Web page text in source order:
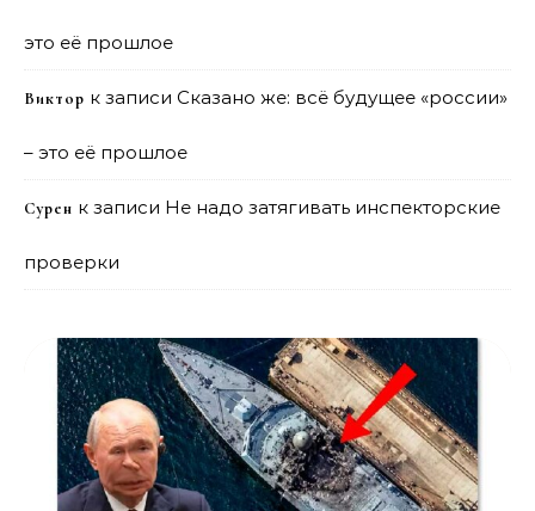
это её прошлое
Виктор к записи Сказано же: всё будущее «россии»
– это её прошлое
Сурен к записи Не надо затягивать инспекторские
проверки